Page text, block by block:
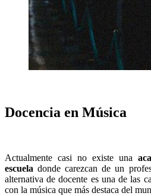
Docencia en Música
Actualmente casi no existe una
escuela donde carezcan de un
alternativa de docente es una de las
con la música que más destaca del